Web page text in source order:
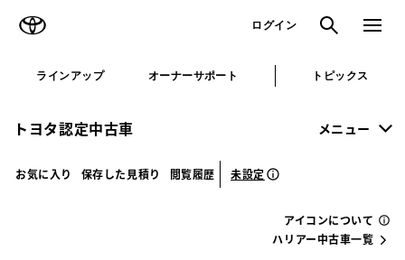
ログイン 検索 メニュ
ラインアップ オーナーサポート トピックス
トヨタ認定中古車 メニュー
お気に入り 保存した見積り 閲覧履歴 未設定
アイコンについて
ハリアー中古車一覧